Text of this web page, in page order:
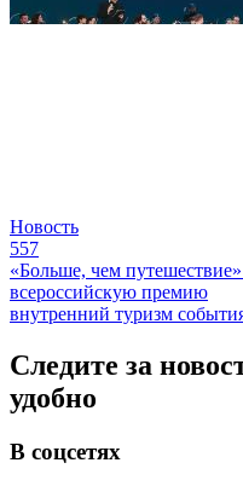
Новость
557
«Больше, чем
всероссийскую премию
внутренний туризм
Следите за
удобно
В соцсетях